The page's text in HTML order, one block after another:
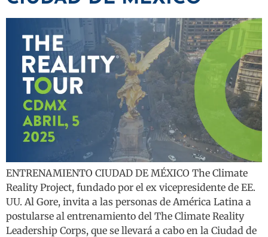
ENTRENAMIENTO CIUDAD DE MÉXICO The Climate
Reality Project, fundado por el ex vicepresidente de EE.
UU. Al Gore, invita a las personas de América Latina a
postularse al entrenamiento del The Climate Reality
Leadership Corps, que se llevará a cabo en la Ciudad de